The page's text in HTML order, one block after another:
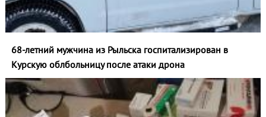
68-летний мужчина из Рыльска госпитализирован в
Курскую облбольницу после атаки дрона